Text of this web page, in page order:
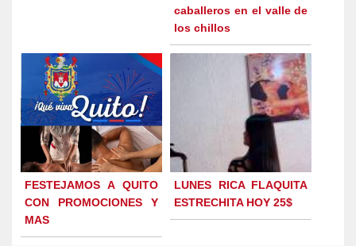
caballeros en el valle de
los chillos
FESTEJAMOS A QUITO
CON PROMOCIONES Y
MAS
LUNES RICA FLAQUITA
ESTRECHITA HOY 25$